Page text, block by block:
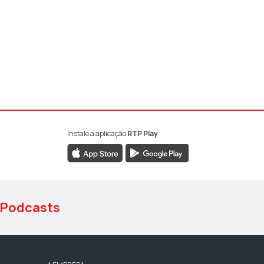
da RTP Antena 1
da RTP Antena 1
YouTube da RTP Antena 1
Instale a aplicaçãoRTP Play
Podcasts